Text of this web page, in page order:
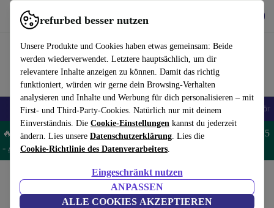
refurbed besser nutzen
Unsere Produkte und Cookies haben etwas gemeinsam: Beide
werden wiederverwendet. Letztere hauptsächlich, um dir
relevantere Inhalte anzeigen zu können. Damit das richtig
funktioniert, würden wir gerne dein Browsing-Verhalten
analysieren und Inhalte und Werbung für dich personalisieren – mit
First- und Third-Party-Cookies. Natürlich nur mit deinem
Einverständnis. Die Cookie-Einstellungen kannst du jederzeit
ändern. Lies unsere Datenschutzerklärung. Lies die
Cookie-Richtlinie des Datenverarbeiters.
Eingeschränkt nutzen
ANPASSEN
ALLE COOKIES AKZEPTIEREN
refurbed schnell und einfach nutzen
🎒 Back to school Handys Laptops Tablets Smartwatches Zubehör
🔥 Spare 5% EXTRA auf MacBooks und iPads – Code: MACPAD5
- AGB
Laptops Lenovo Laptops
Bester Deal